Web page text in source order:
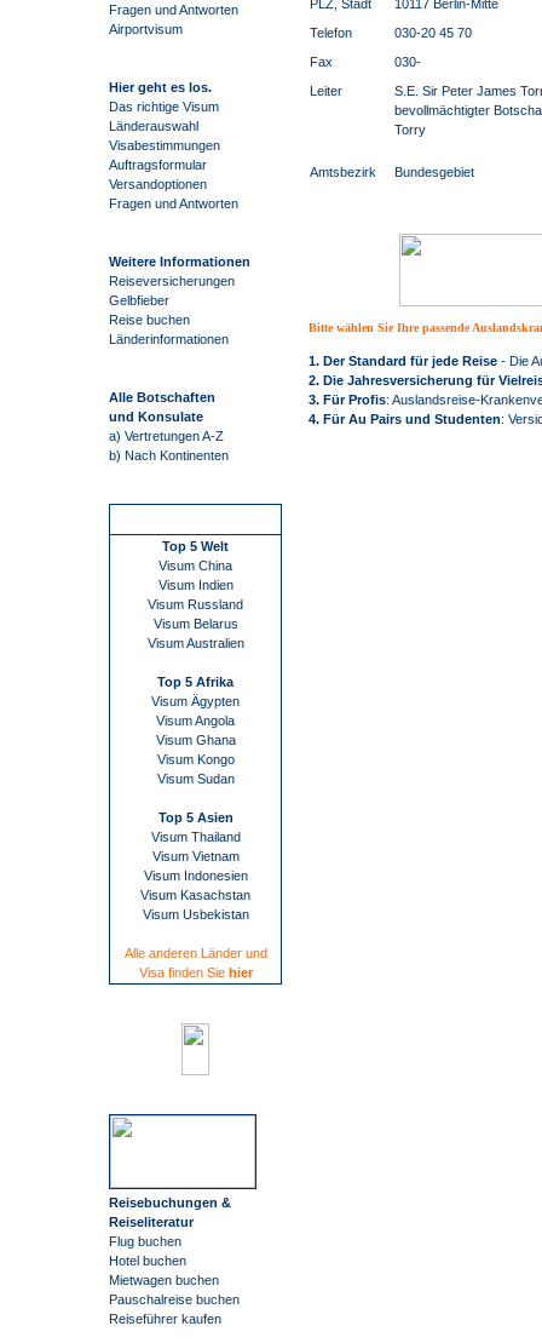
Fragen und Antworten
Airportvisum
Hier geht es los.
Das richtige Visum
Länderauswahl
Visabestimmungen
Auftragsformular
Versandoptionen
Fragen und Antworten
Weitere Informationen
Reiseversicherungen
Gelbfieber
Reise buchen
Länderinformationen
Alle Botschaften
und Konsulate
a) Vertretungen A-Z
b) Nach Kontinenten
Top 5 Welt
Visum China
Visum Indien
Visum Russland
Visum Belarus
Visum Australien
Top 5 Afrika
Visum Ägypten
Visum Angola
Visum Ghana
Visum Kongo
Visum Sudan
Top 5 Asien
Visum Thailand
Visum Vietnam
Visum Indonesien
Visum Kasachstan
Visum Usbekistan
Alle anderen Länder und
Visa finden Siehier
Reisebuchungen &
Reiseliteratur
Flug buchen
Hotel buchen
Mietwagen buchen
Pauschalreise buchen
Reiseführer kaufen
PLZ, Stadt
10117 Berlin-Mitte
Telefon
030-20 45 70
Fax
030-
Leiter
S.E. Sir Peter James
bevollmächtigter
Torry
Amtsbezirk Bundesgebiet
Bitte wählen Sie Ihre passende
1. Der Standard für jede Reise - Die
2. Die Jahresversicherung für
3. Für Profis: Auslandsreise-
4. Für Au Pairs und Studenten: